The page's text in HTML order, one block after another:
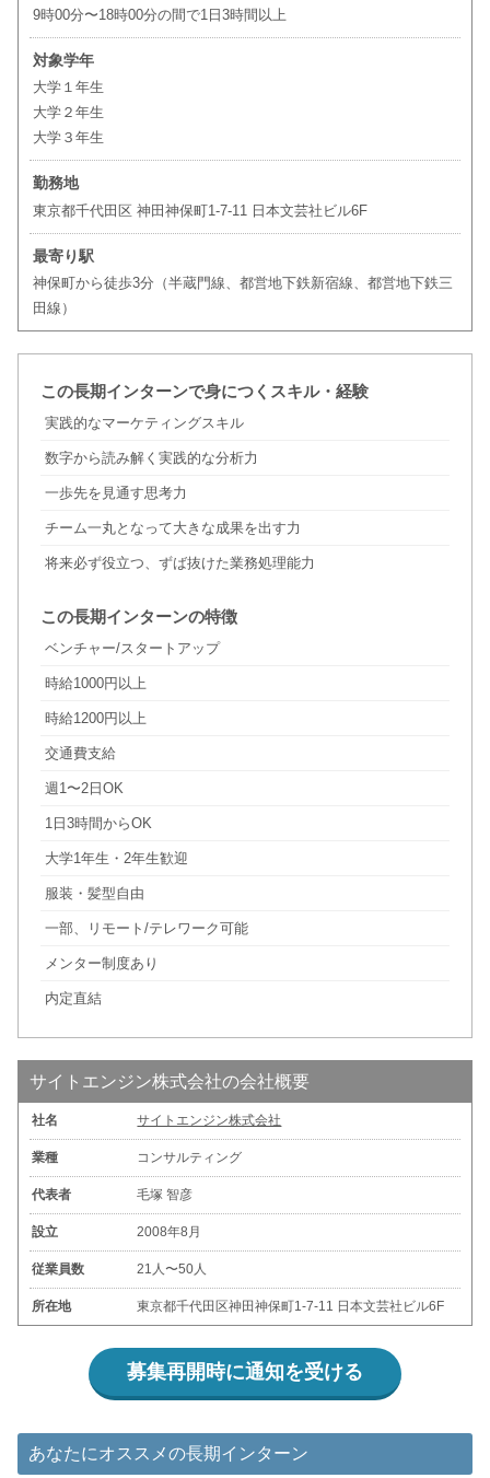
9時00分〜18時00分の間で1日3時間以上
対象学年
大学１年生
大学２年生
大学３年生
勤務地
東京都千代田区 神田神保町1-7-11 日本文芸社ビル6F
最寄り駅
神保町から徒歩3分（半蔵門線、都営地下鉄新宿線、都営地下鉄三
田線）
この長期インターンで身につくスキル・経験
実践的なマーケティングスキル
数字から読み解く実践的な分析力
一歩先を見通す思考力
チーム一丸となって大きな成果を出す力
将来必ず役立つ、ずば抜けた業務処理能力
この長期インターンの特徴
ベンチャー/スタートアップ
時給1000円以上
時給1200円以上
交通費支給
週1〜2日OK
1日3時間からOK
大学1年生・2年生歓迎
服装・髪型自由
一部、リモート/テレワーク可能
メンター制度あり
内定直結
サイトエンジン株式会社の会社概要
社名 サイトエンジン株式会社
業種 コンサルティング
代表者 毛塚 智彦
設立 2008年8月
従業員数 21人〜50人
所在地 東京都千代田区神田神保町1-7-11 日本文芸社ビル6F
募集再開時に通知を受ける
あなたにオススメの長期インターン